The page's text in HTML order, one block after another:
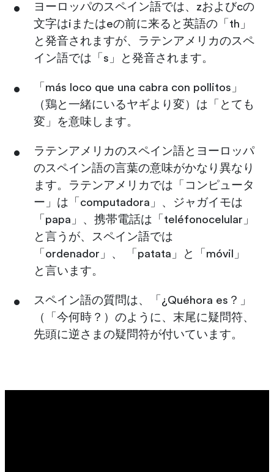
ヨーロッパのスペイン語では、zおよびcの
文字はiまたはeの前に来ると英語の「t​​h」
と発音されますが、ラテンアメリカのスペ
イン語では「s」と発音されます。
「más loco que una cabra con pollitos」
（鶏と一緒にいるヤギより変）は「とても
変」を意味します。
ラテンアメリカのスペイン語とヨーロッパ
のスペイン語の言葉の意味がかなり異なり
ます。ラテンアメリカでは「コンピュータ
ー」は「computadora」、ジャガイモは
「papa」、携帯電話は「teléfonocelular」
と言うが、スペイン語では
「ordenador」、 「patata」と「móvil」
と言います。
スペイン語の質問は、「¿Quéhora es？」
（「今何時？）のように、末尾に疑問符、
先頭に逆さまの疑問符が付いています。